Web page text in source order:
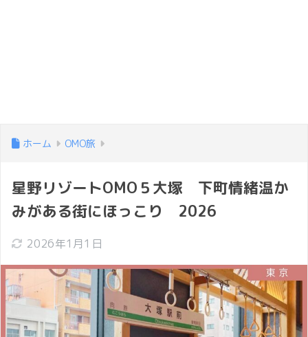
ホーム OMO旅
星野リゾートOMO５大塚 下町情緒温か
みがある街にほっこり 2026
2026年1月1日